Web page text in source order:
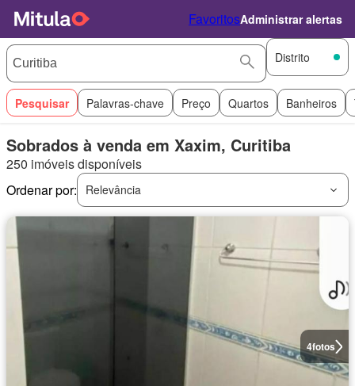
FavoritosAdministrar alertas
Distrito
Pesquisar Palavras-chave Preço Quartos Banheiros
Sobrados à venda em Xaxim, Curitiba
250 imóveis disponíveis
Ordenar por:
Relevância
4fotos